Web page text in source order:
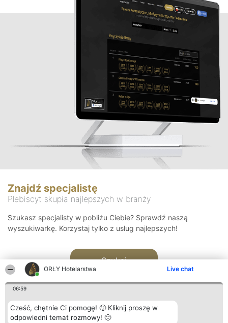
ORŁY Hotelarstwa Live chat
06:59
Cześć, chętnie Ci pomogę! 🙂 Kliknij proszę w
odpowiedni temat rozmowy! 🙂
Znajdź specjalistę
Plebiscyt skupia najlepszych w branży
Szukasz specjalisty w pobliżu Ciebie? Sprawdź naszą
wyszukiwarkę. Korzystaj tylko z usług najlepszych!
Szukaj